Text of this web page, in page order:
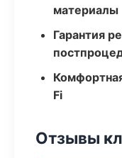
материалы
Гарантия
Fi
Отзывы